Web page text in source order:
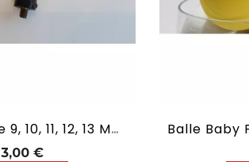
Procédés De 9, 10, 11, 12, 13 Mm À Coller Ou À Visser Ou À Cliper Sur Votre Queue De Billard
3,00 €Prix